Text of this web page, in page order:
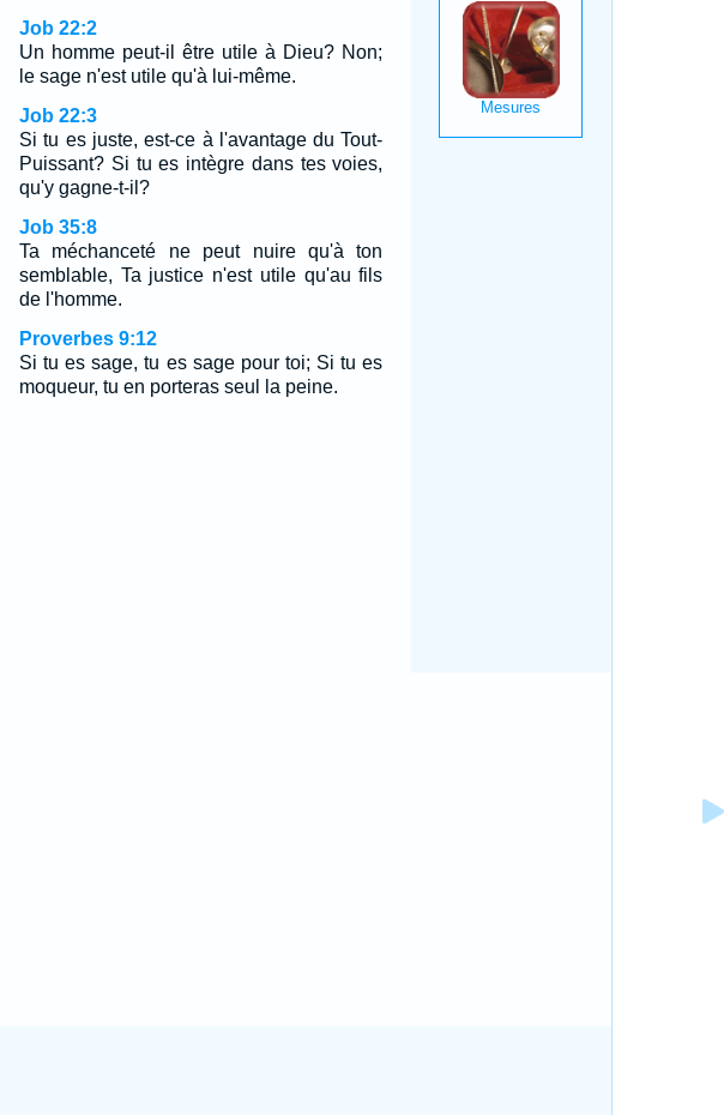
Job 22:2
Un homme peut-il être utile à Dieu? Non;
le sage n'est utile qu'à lui-même.
Job 22:3
Si tu es juste, est-ce à l'avantage du Tout-
Puissant? Si tu es intègre dans tes voies,
qu'y gagne-t-il?
Job 35:8
Ta méchanceté ne peut nuire qu'à ton
semblable, Ta justice n'est utile qu'au fils
de l'homme.
Proverbes 9:12
Si tu es sage, tu es sage pour toi; Si tu es
moqueur, tu en porteras seul la peine.